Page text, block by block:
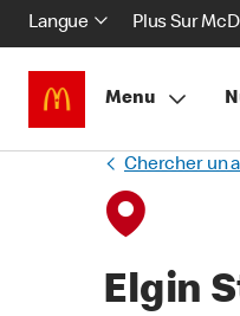
Langue Plus Sur
Menu
Chercher un
Elgin